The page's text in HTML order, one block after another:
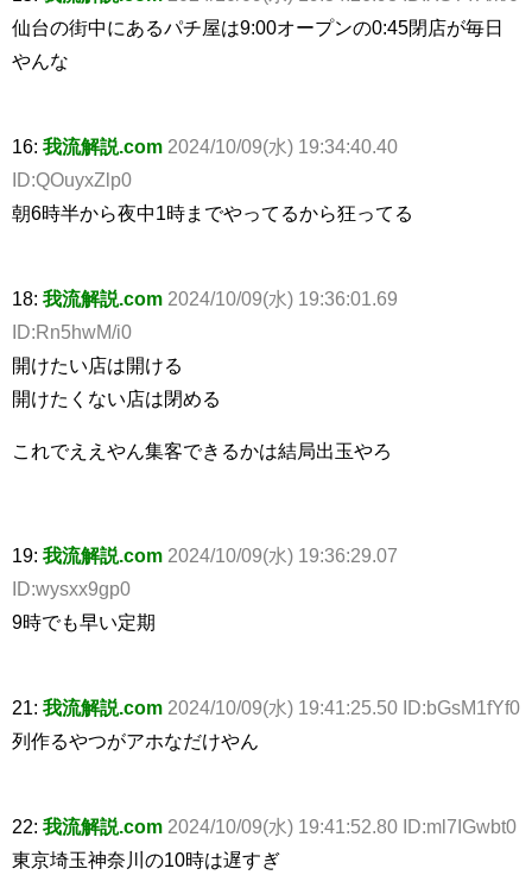
仙台の街中にあるパチ屋は9:00オープンの0:45閉店が毎日
やんな
16: 我流解説.com 2024/10/09(水) 19:34:40.40
ID:QOuyxZlp0
朝6時半から夜中1時までやってるから狂ってる
18: 我流解説.com 2024/10/09(水) 19:36:01.69
ID:Rn5hwM/i0
開けたい店は開ける
開けたくない店は閉める
これでええやん集客できるかは結局出玉やろ
19: 我流解説.com 2024/10/09(水) 19:36:29.07
ID:wysxx9gp0
9時でも早い定期
21: 我流解説.com 2024/10/09(水) 19:41:25.50 ID:bGsM1fYf0
列作るやつがアホなだけやん
22: 我流解説.com 2024/10/09(水) 19:41:52.80 ID:ml7IGwbt0
東京埼玉神奈川の10時は遅すぎ